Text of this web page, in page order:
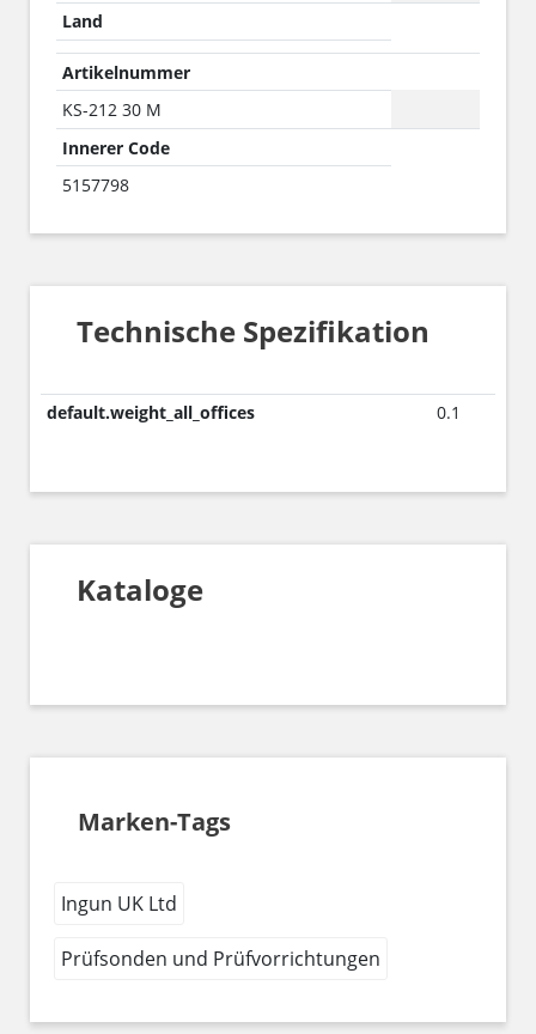
Land
Artikelnummer
KS-212 30 M
Innerer Code
5157798
Technische Spezifikation
default.weight_all_offices 0.1
Kataloge
Marken-Tags
Ingun UK Ltd
Prüfsonden und Prüfvorrichtungen